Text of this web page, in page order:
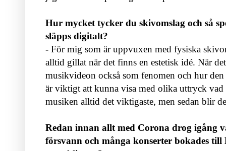
Hur mycket tycker du skivomslag och så
släpps digitalt?
- För mig som är uppvuxen med fysiska
alltid gillat när det finns en estetisk idé. När
musikvideon också som fenomen och hur
är viktigt att kunna visa med olika uttryck vad
musiken alltid det viktigaste, men sedan blir
Redan innan allt med Corona drog igång
försvann och många konserter bokades